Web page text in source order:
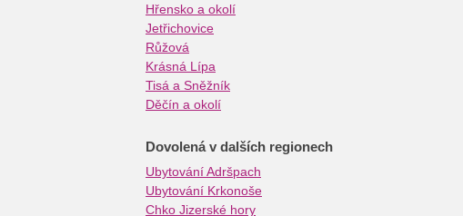
Hřensko a okolí
Jetřichovice
Růžová
Krásná Lípa
Tisá a Sněžník
Děčín a okolí
Dovolená v dalších regionech
Ubytování Adršpach
Ubytování Krkonoše
Chko Jizerské hory